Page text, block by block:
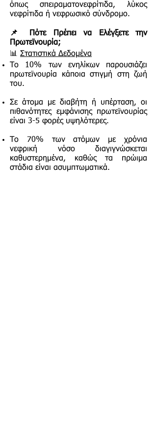
όπως σπειραματονεφρίτιδα, λύκος
νεφρίτιδα ή νεφρωσικό σύνδρομο.
📌 Πότε Πρέπει να Ελέγξετε την
Πρωτεϊνουρία;
📊 Στατιστικά Δεδομένα
Το 10% των ενηλίκων παρουσιάζει
πρωτεϊνουρία κάποια στιγμή στη ζωή
του.
Σε άτομα με διαβήτη ή υπέρταση, οι
πιθανότητες εμφάνισης πρωτεϊνουρίας
είναι 3-5 φορές υψηλότερες.
Το 70% των ατόμων με χρόνια
νεφρική νόσο διαγιγνώσκεται
καθυστερημένα, καθώς τα πρώιμα
στάδια είναι ασυμπτωματικά.